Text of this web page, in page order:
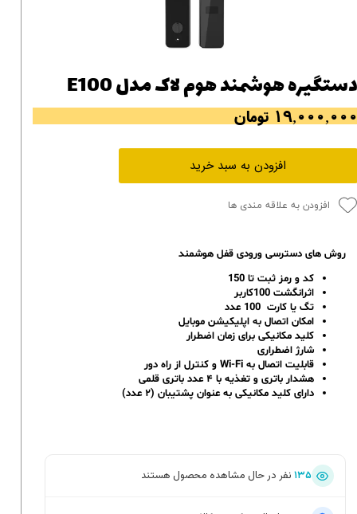
دستگیره هوشمند هوم لاک مدل E100
۱۹,۰۰۰,۰۰۰ تومان
افزودن به سبد خرید
افزودن به علاقه مندی ها
روش های دسترسی ورودی قفل هوشمند
کد و رمز ثبت تا 150
اثرانگشت 100کاربر
تگ یا کارت 100 عدد
امکان اتصال به اپلیکیشن موبایل
کلید مکانیکی برای زمان اضطرار
شارژ اضطراری
قابلیت اتصال بهWi-Fi و کنترل از راه دور
هشدار باتری و تغذیه با ۴ عدد باتری قلمی
دارای کلید مکانیکی به عنوان پشتیبان (۲ عدد)
۱۳۵ نفر در حال مشاهده محصول هستند